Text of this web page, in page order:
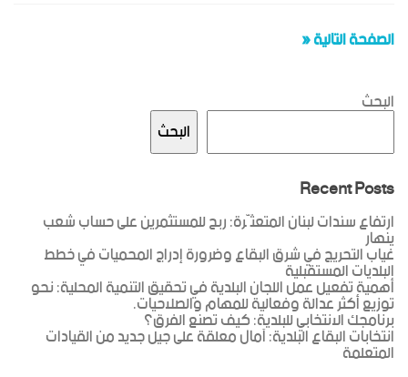
الصفحة التالية «
البحث
البحث
Recent Posts
ارتفاع سندات لبنان المتعثّرة: ربح للمستثمرين على حساب شعب
ينهار
غياب التحريج في شرق البقاع وضرورة إدراج المحميات في خطط
البلديات المستقبلية
أهمية تفعيل عمل اللجان البلدية في تحقيق التنمية المحلية: نحو
توزيع أكثر عدالة وفعالية للمهام والصلاحيات.
برنامجك الانتخابي للبلدية: كيف تصنع الفرق؟
انتخابات البقاع البلدية: آمال معلقة على جيل جديد من القيادات
المتعلمة